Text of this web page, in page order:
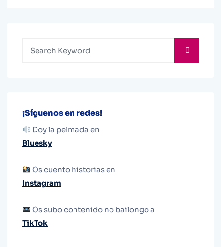
¡Síguenos en redes!
Doy la pelmada en
Bluesky
Os cuento historias en
Instagram
Os subo contenido no bailongo a
TikTok